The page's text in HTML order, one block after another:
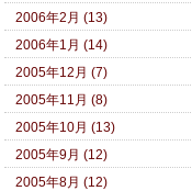
2006年2月 (13)
2006年1月 (14)
2005年12月 (7)
2005年11月 (8)
2005年10月 (13)
2005年9月 (12)
2005年8月 (12)